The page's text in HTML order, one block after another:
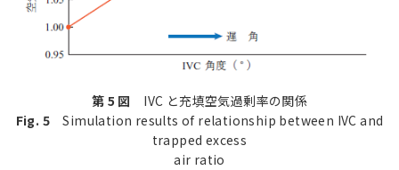
第 5 図 IVC と充填空気過剰率の関係
Fig. 5 Simulation results of relationship between IVC and
trapped excess
air ratio